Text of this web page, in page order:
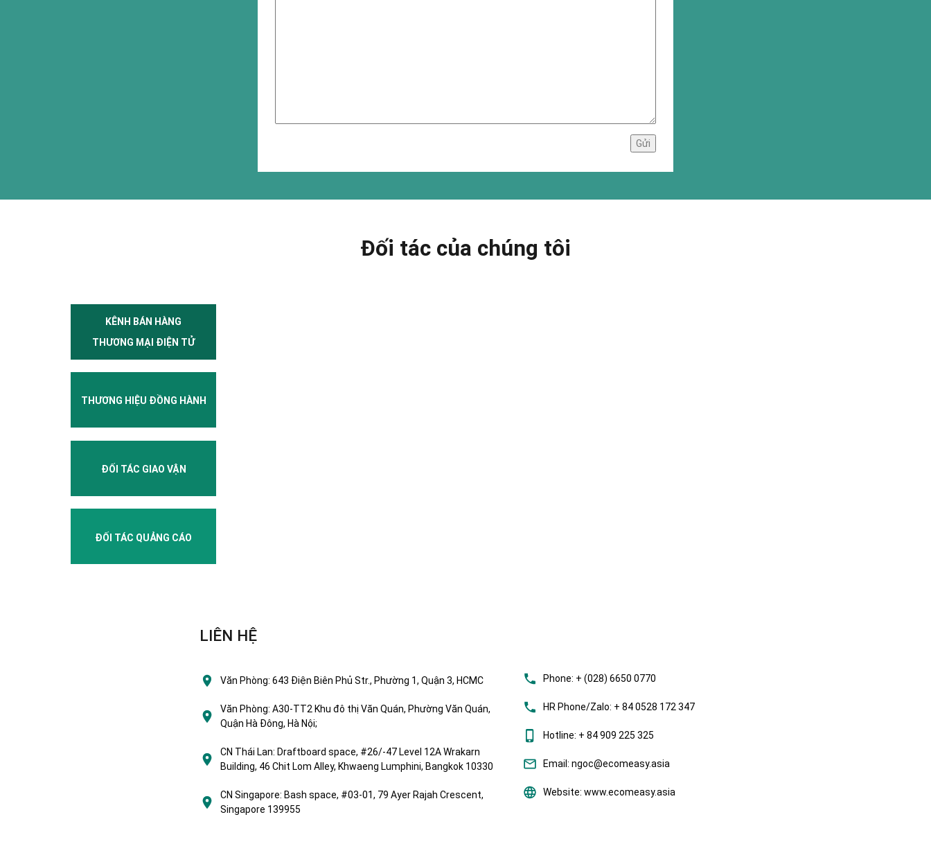
Đối tác của chúng tôi
KÊNH BÁN HÀNG
THƯƠNG MẠI ĐIỆN TỬ
THƯƠNG HIỆU ĐỒNG HÀNH
ĐỐI TÁC GIAO VẬN
ĐỐI TÁC QUẢNG CÁO
LIÊN HỆ
Văn Phòng: 643 Điện Biên Phủ Str., Phường 1, Quận 3, HCMC
Văn Phòng: A30-TT2 Khu đô thị Văn Quán, Phường Văn Quán,
Quận Hà Đông, Hà Nội;
CN Thái Lan: Draftboard space, #26/-47 Level 12A Wrakarn
Building, 46 Chit Lom Alley, Khwaeng Lumphini, Bangkok 10330
CN Singapore: Bash space, #03-01, 79 Ayer Rajah Crescent,
Singapore 139955
Phone: + (028) 6650 0770
HR Phone/Zalo: + 84 0528 172 347
Hotline: + 84 909 225 325
Email: ngoc@ecomeasy.asia
Website: www.ecomeasy.asia